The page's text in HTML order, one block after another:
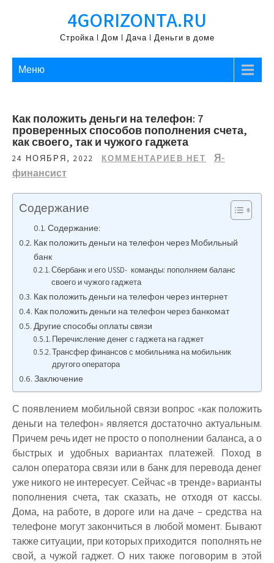
содержимому
4GORIZONTA.RU
Стройка l Дом l Дача l Деньги в доме
Меню
Как положить деньги на телефон: 7
проверенных способов пополнения счета,
как своего, так и чужого гаджета
24 НОЯБРЯ, 2022 КОММЕНТАРИЕВ НЕТ
Я-
финансист
Содержание
Содержание:
Как положить деньги на телефон через Мобильный
банк
Сбербанк и его USSD- команды: пополняем баланс
своего и чужого гаджета
Как положить деньги на телефон через интернет
Как положить деньги на телефон через банкомат
Другие способы оплаты связи
Перечисление денег с гаджета на гаджет
Трансфер финансов с мобильника на мобильник
другого оператора
Заключение
С появлением мобильной связи вопрос «как положить
деньги на телефон» является достаточно актуальным.
Причем речь идет не просто о пополнении баланса, а о
быстрых и удобных вариантах платежей. Поход в
салон оператора связи или в банк для перевода денег
уже никого не интересует. Сейчас «в тренде» варианты
пополнения счета, так сказать, не отходя от кассы.
Дома, на работе, в дороге или на даче – средства на
телефоне могут закончиться в любой момент. Бывают
также ситуации, при которых приходится пополнять не
свой, а чужой гаджет. О них также поговорим в этой